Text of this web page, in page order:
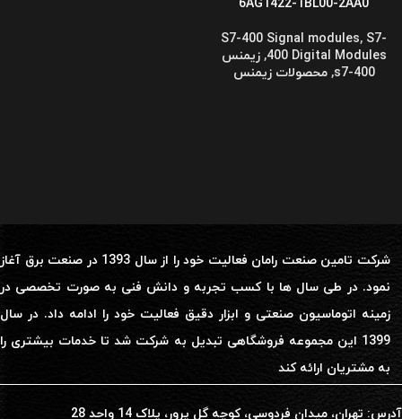
6AG1422-1BL00-2AA0
S7-400 Signal modules, S7-
400 Digital Modules
,زیمنس
s7-400
,محصولات زیمنس
شرکت تامین صنعت رامان فعالیت خود را از سال 1393 در صنعت برق آغاز
نمود. در طی سال ها با کسب تجربه و دانش فنی به صورت تخصصی در
زمینه اتوماسیون صنعتی و ابزار دقیق فعالیت خود را ادامه داد. در سال
1399 این مجموعه فروشگاهی تبدیل به شرکت شد تا خدمات بیشتری را
به مشتریان ارائه کند
آدرس: تهران، میدان فردوسی، کوچه گل پرور، پلاک 14 واحد 28